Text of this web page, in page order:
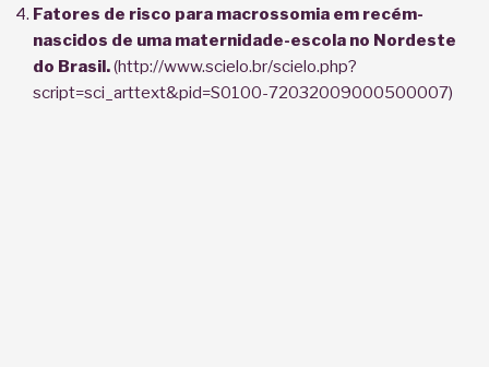
Fatores de risco para macrossomia em recém-
nascidos de uma maternidade-escola no Nordeste
do Brasil.(http://www.scielo.br/scielo.php?
script=sci_arttext&pid=S0100-72032009000500007)